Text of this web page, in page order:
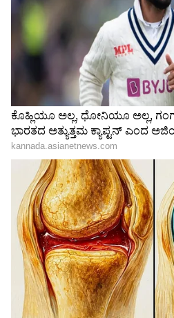
ಸಂಖ್ಯೆ 6 (ಯಾವುದೇ ತಿಂಗಳ 6,
ಜನಿಸಿದ ಜನರು)
ಕೆಲ ದಿನಗಳಿಂದ ಅಡೆತಡೆಯಾಗಿದ್ದ
ಬಗೆಹರಿಯುತ್ತವೆ. ನಕಾರಾತ್ಮಕ
ದೂರವಿರಿ. ಈ ಸಮಯದಲ್ಲಿ
ಹಾನಿಕಾರಕವಾಗಬಹುದು.
ಹಾಕುವುದರಿಂದ ನಿಮ್ಮ
ಪ್ರಮಾಣದಲ್ಲಿ ಪರಿಹರಿಸಬಹುದು.
ಸಂಖ್ಯೆ 7 (ಯಾವುದೇ ತಿಂಗಳ 7,
ಶೇ.50 ರಿಂದ ಶೇ.18 ಕ್ಕೆ TAX
ಟ್ರಂಪ್ ಐತಿಹಾಸಿಕ ಒಪ್ಪಂದ |
Trade Deal | Party Rounds